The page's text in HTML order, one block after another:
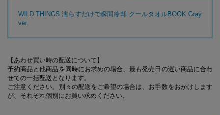
WILD THINGS 濡らすだけで瞬間冷却 クールタオルBOOK Gray
ver.
【あわせ買い時の配送について】
予約商品と他商品を同時にお求めの場合、最も発売日の遅い商品に合わ
せての一括配送となります。
ご注意ください。別々の配送をご希望の場合は、お手数をおかけします
が、それぞれ個別にお買い求めください。